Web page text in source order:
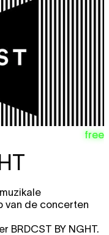
free
van de concerten
BRDCST BY NGHT.